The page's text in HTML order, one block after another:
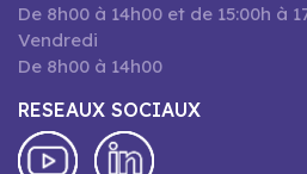
De 8h00 à 14h00 et de 15:00h à
Vendredi
De 8h00 à 14h00
RESEAUX SOCIAUX